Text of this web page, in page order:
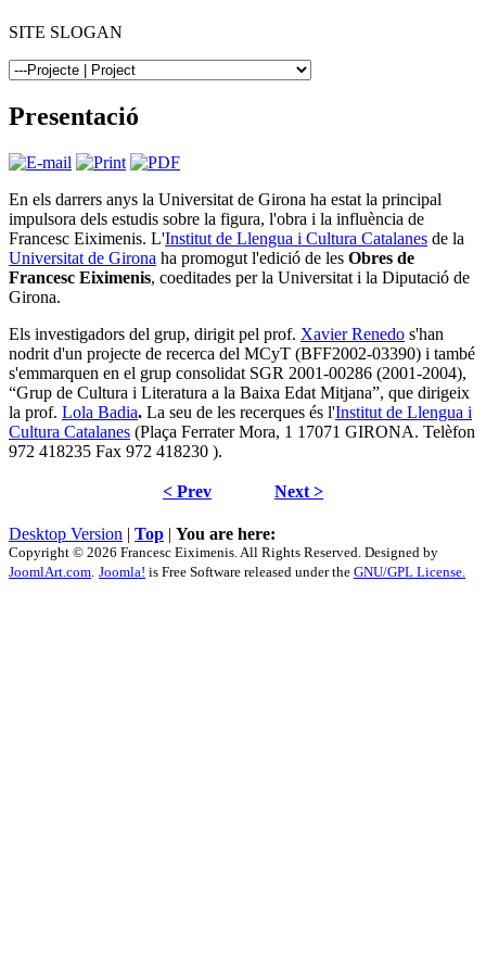
SITE SLOGAN
Presentació
En els darrers anys la Universitat de Girona ha estat la principal
impulsora dels estudis sobre la figura, l'obra i la influència de
Francesc Eiximenis. L'Institut de Llengua i Cultura Catalanes de la
Universitat de Girona ha promogut l'edició de les Obres de
Francesc Eiximenis, coeditades per la Universitat i la Diputació de
Girona.
Els investigadors del grup, dirigit pel prof. Xavier Renedo s'han
nodrit d'un projecte de recerca del MCyT (BFF2002-03390) i també
s'emmarquen en el grup consolidat SGR 2001-00286 (2001-2004),
“Grup de Cultura i Literatura a la Baixa Edat Mitjana”, que dirigeix
la prof. Lola Badia. La seu de les recerques és l'Institut de Llengua i
Cultura Catalanes (Plaça Ferrater Mora, 1 17071 GIRONA. Telèfon
972 418235 Fax 972 418230 ).
< Prev Next >
Desktop Version | Top | You are here:
Copyright © 2026 Francesc Eiximenis. All Rights Reserved. Designed by
JoomlArt.com. Joomla! is Free Software released under the GNU/GPL License.